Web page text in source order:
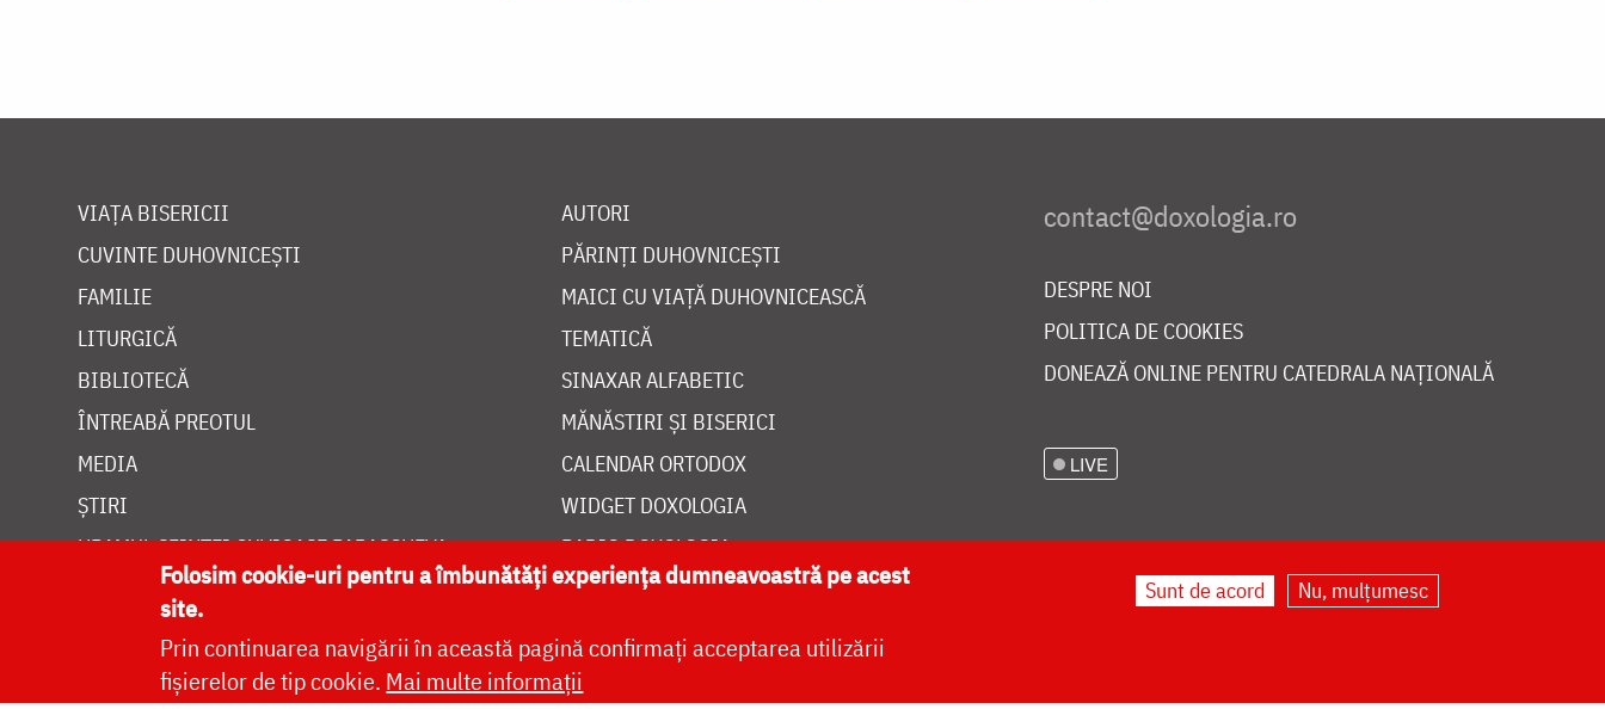
VIAȚA BISERICII
CUVINTE DUHOVNICEȘTI
FAMILIE
LITURGICĂ
BIBLIOTECĂ
ÎNTREABĂ PREOTUL
MEDIA
ȘTIRI
HRAMUL SFINTEI CUVIOASE PARASCHEVA
AUTORI
PĂRINȚI DUHOVNICEȘTI
MAICI CU VIAȚĂ DUHOVNICEASCĂ
TEMATICĂ
SINAXAR ALFABETIC
MĂNĂSTIRI ȘI BISERICI
CALENDAR ORTODOX
WIDGET DOXOLOGIA
RADIO DOXOLOGIA
DESPRE NOI
POLITICA DE COOKIES
DONEAZĂ ONLINE PENTRU CATEDRALA NAȚIONALĂ
LIVE
Site dezvoltat de
Folosim cookie-uri pentru a îmbunătăți experiența dumneavoastră pe acest
site.
Prin continuarea navigării în această pagină confirmați acceptarea utilizării
fișierelor de tip cookie. Mai multe informații
Sunt de acord Nu, mulțumesc